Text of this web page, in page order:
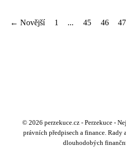
← Novější 1 ... 45 46 47
© 2026 perzekuce.cz - Perzekuce -
právních předpisech a finance. Rady
dlouhodobých